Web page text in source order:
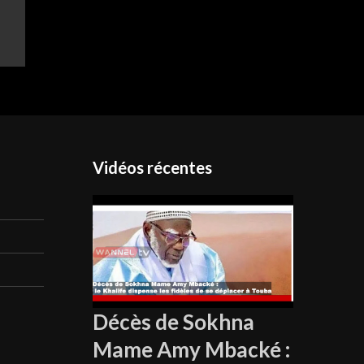
Vidéos récentes
Décès de Sokhna
Mame Amy Mbacké :